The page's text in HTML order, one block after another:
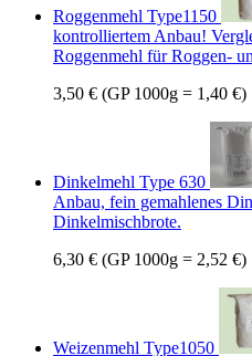
Roggenmehl Type1150
kontrolliertem Anbau!
Roggenmehl für Roggen-
3,50 € (GP 1000g = 1,40 €)
Dinkelmehl Type 630
Anbau, fein gemahlenes
Dinkelmischbrote.
6,30 € (GP 1000g = 2,52 €)
Weizenmehl Type1050